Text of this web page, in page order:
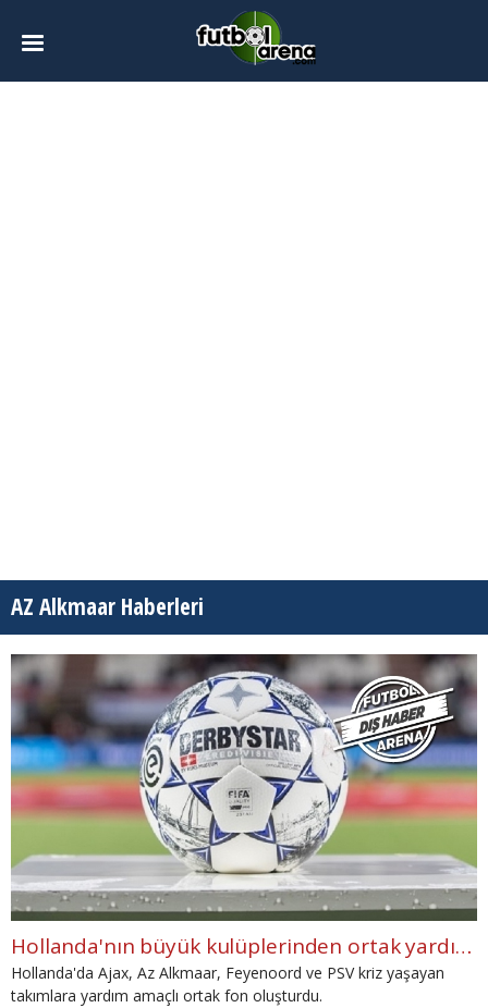
AZ Alkmaar Haberleri
Hollanda'nın büyük kulüplerinden ortak yardım fonu
Hollanda'da Ajax, Az Alkmaar, Feyenoord ve PSV kriz yaşayan
takımlara yardım amaçlı ortak fon oluşturdu.